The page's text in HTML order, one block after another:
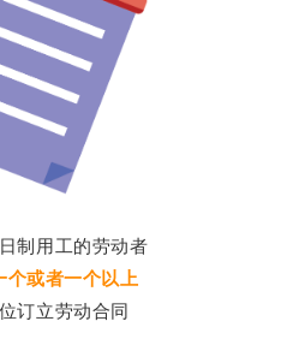
制用工的劳动者
个或者一个以上
订立劳动合同